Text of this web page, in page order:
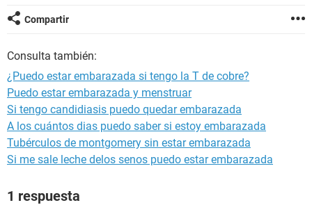
Compartir
Consulta también:
¿Puedo estar embarazada si tengo la T de cobre?
Puedo estar embarazada y menstruar
Si tengo candidiasis puedo quedar embarazada
A los cuántos dias puedo saber si estoy embarazada
Tubérculos de montgomery sin estar embarazada
Si me sale leche delos senos puedo estar embarazada
1 respuesta